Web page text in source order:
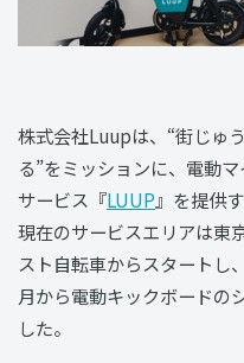
株式会社Luupは、“街じゅ
る”をミッションに、電動
サービス『LUUP』を提供
現在のサービスエリアは東
スト自転車からスタートし
月から電動キックボードの
した。